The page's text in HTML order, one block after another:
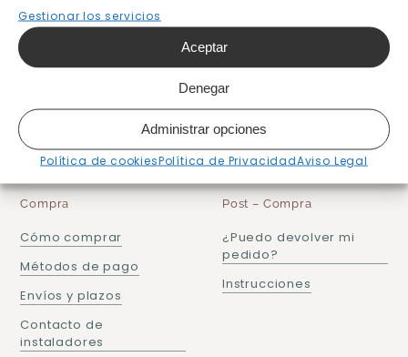
Gestionar los servicios
Aceptar
Denegar
Administrar opciones
Política de cookiesPolítica de PrivacidadAviso Legal
Quiénes somos
Blog
Síguenos:
¿Cómo podemos ayudarte?
Compra
Cómo comprar
Métodos de pago
Envíos y plazos
Contacto de
instaladores
Post – Compra
¿Puedo devolver mi
pedido?
Instrucciones